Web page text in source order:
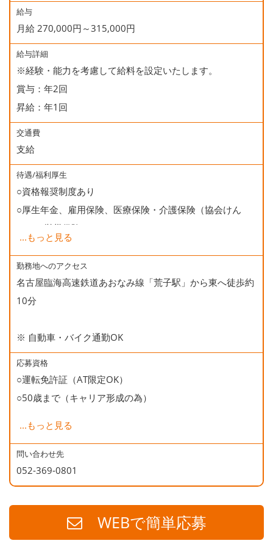
給与
月給 270,000円～315,000円
給与詳細
※経験・能力を考慮して給料を設定いたします。
賞与：年2回
昇給：年1回
交通費
支給
待遇/福利厚生
○資格報奨制度あり
○厚生年金、雇用保険、医療保険・介護保険（協会けん
ぽ）、労災保険
○健康診断
○資格取得支援（受験学校併設)
○誕生日会
...もっと見る
勤務地へのアクセス
名古屋臨海高速鉄道あおなみ線「荒子駅」から東へ徒歩約
10分
※ 自動車・バイク通勤OK
応募資格
○運転免許証（AT限定OK）
○50歳まで（キャリア形成の為）
・「でんきの学校」を運営していますので、ゼロから丁寧
に資格の勉強ができます。講義は受講し放題です。
・電気・空調工事の実務経験を積む研修ラボが併設されて
いるので、現場に行く前に、先輩や上司の指導のもとで、
実技の練習ができます。
...もっと見る
問い合わせ先
052-369-0801
WEBで簡単応募